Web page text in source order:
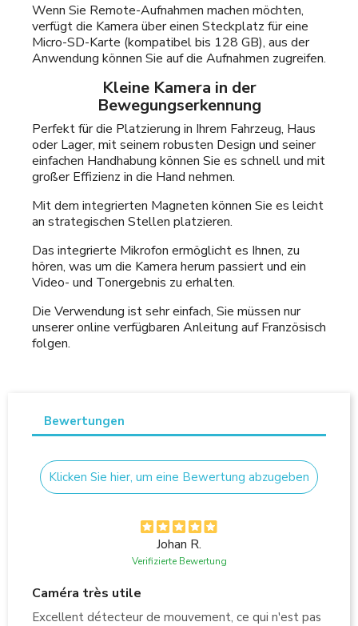
Wenn Sie Remote-Aufnahmen machen möchten,
verfügt die Kamera über einen Steckplatz für eine
Micro-SD-Karte (kompatibel bis 128 GB), aus der
Anwendung können Sie auf die Aufnahmen zugreifen.
Kleine Kamera in der
Bewegungserkennung
Perfekt für die Platzierung in Ihrem Fahrzeug, Haus
oder Lager, mit seinem robusten Design und seiner
einfachen Handhabung können Sie es schnell und mit
großer Effizienz in die Hand nehmen.
Mit dem integrierten Magneten können Sie es leicht
an strategischen Stellen platzieren.
Das integrierte Mikrofon ermöglicht es Ihnen, zu
hören, was um die Kamera herum passiert und ein
Video- und Tonergebnis zu erhalten.
Die Verwendung ist sehr einfach, Sie müssen nur
unserer online verfügbaren Anleitung auf Französisch
folgen.
Bewertungen
Klicken Sie hier, um eine Bewertung abzugeben
Johan R.
Verifizierte Bewertung
Caméra très utile
Excellent détecteur de mouvement, ce qui n'est pas